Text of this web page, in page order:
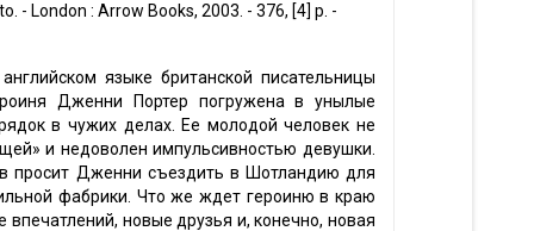
- London : Arrow Books, 2003. - 376, [4] p. -
языке британской писательницы
Дженни Портер погружена в унылые
в чужих делах. Ее молодой человек не
и недоволен импульсивностью девушки.
просит Дженни съездить в Шотландию для
фабрики. Что же ждет героиню в краю
новые друзья и, конечно, новая